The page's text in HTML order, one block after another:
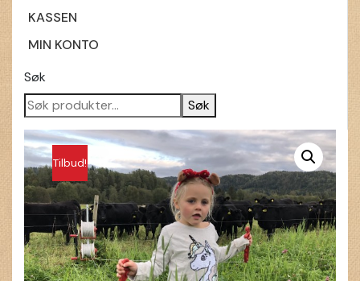
KASSEN
MIN KONTO
Søk
Søk
Tilbud!